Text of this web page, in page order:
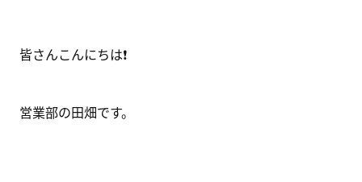
皆さんこんにちは❗
営業部の田畑です。